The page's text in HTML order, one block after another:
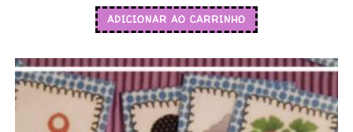
ADICIONAR AO CARRINHO